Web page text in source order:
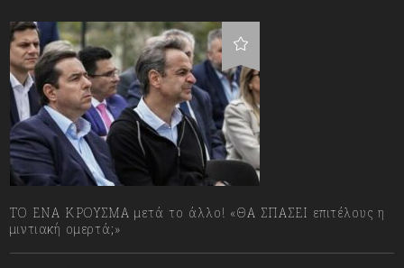
ΤΟ ΕΝΑ ΚΡΟΥΣΜΑ μετά το άλλο! «ΘΑ ΣΠΑΣΕΙ επιτέλους η
μιντιακή ομερτά;»